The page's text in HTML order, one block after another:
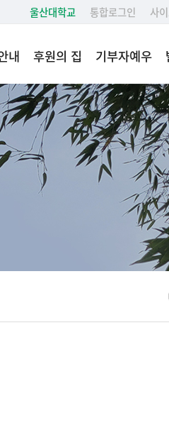
울산대학교 통합로그인 사
내 후원의 집 기부자예우